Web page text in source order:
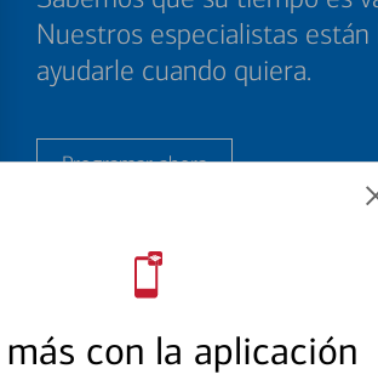
con la aplicación
Nuestros especialistas están
ayudarle cuando quiera.
Programar ahora
Los productos de inversión y seguros:
No Están Asegurados por